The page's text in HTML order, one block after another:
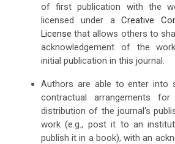
of first publication with the
licensed under aCreative
License that allows others to
acknowledgement of the
initial publication in this journal.
Authors are able to enter into
contractual arrangements for
distribution of the journal's
work (e.g., post it to an
publish it in a book), with an